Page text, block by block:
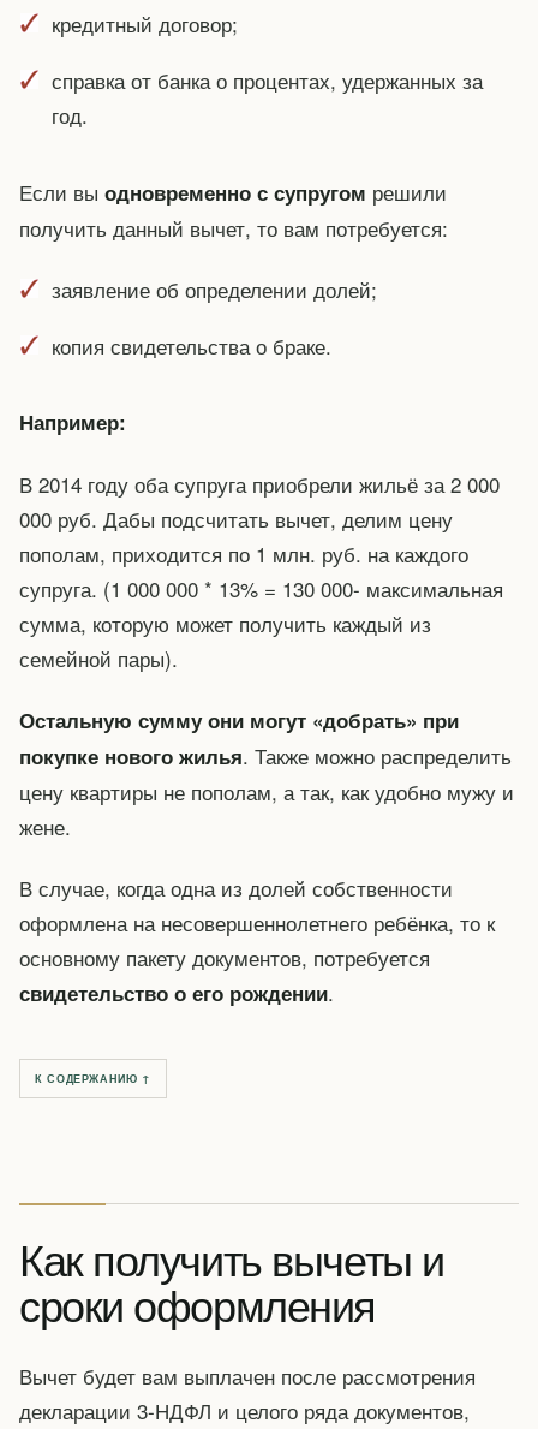
кредитный договор;
справка от банка о процентах, удержанных за
год.
Если вы одновременно с супругом решили
получить данный вычет, то вам потребуется:
заявление об определении долей;
копия свидетельства о браке.
Например:
В 2014 году оба супруга приобрели жильё за 2 000
000 руб. Дабы подсчитать вычет, делим цену
пополам, приходится по 1 млн. руб. на каждого
супруга. (1 000 000 * 13% = 130 000- максимальная
сумма, которую может получить каждый из
семейной пары).
Остальную сумму они могут «добрать» при
покупке нового жилья. Также можно распределить
цену квартиры не пополам, а так, как удобно мужу и
жене.
В случае, когда одна из долей собственности
оформлена на несовершеннолетнего ребёнка, то к
основному пакету документов, потребуется
свидетельство о его рождении.
К СОДЕРЖАНИЮ ↑
Как получить вычеты и
сроки оформления
Вычет будет вам выплачен после рассмотрения
декларации 3-НДФЛ и целого ряда документов,